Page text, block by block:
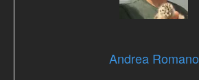
Andrea Romano